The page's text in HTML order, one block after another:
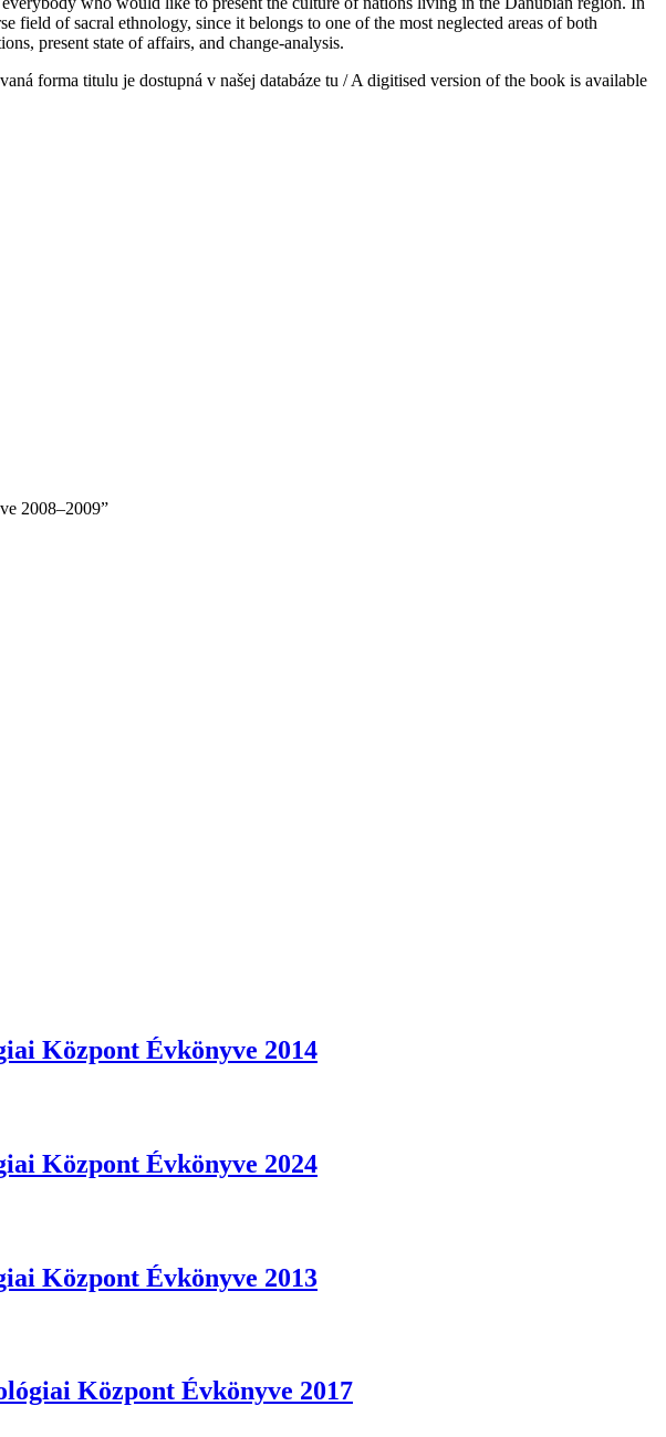
field of sacral ethnology, since it belongs to one of the most neglected areas of both
present state of affairs, and change-analysis.
forma titulu je dostupná v našej databáze tu / A digitised version of the book is available
2008–2009”
Központ Évkönyve 2014
Központ Évkönyve 2024
Központ Évkönyve 2013
Központ Évkönyve 2017